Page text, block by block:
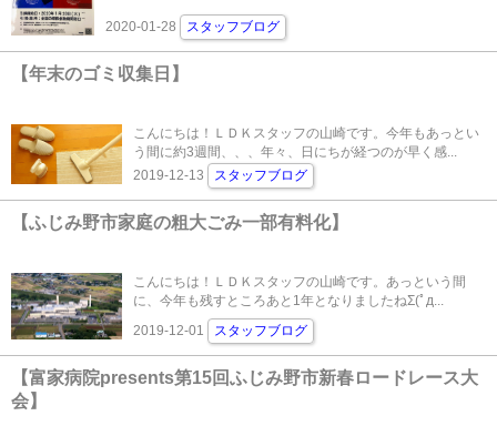
2020-01-28 スタッフブログ
【年末のゴミ収集日】
こんにちは！ＬＤＫスタッフの山崎です。今年もあっとい
う間に約3週間、、、年々、日にちが経つのが早く感...
2019-12-13
スタッフブログ
【ふじみ野市家庭の粗大ごみ一部有料化】
こんにちは！ＬＤＫスタッフの山崎です。あっという間
に、今年も残すところあと1年となりましたねΣ(ﾟд...
2019-12-01
スタッフブログ
【富家病院presents第15回ふじみ野市新春ロードレース大
会】